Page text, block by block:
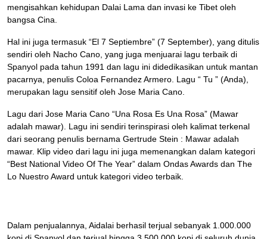
mengisahkan kehidupan Dalai Lama dan invasi ke Tibet oleh
bangsa Cina.
Hal ini juga termasuk “El 7 Septiembre” (7 September), yang ditulis
sendiri oleh Nacho Cano, yang juga menjuarai lagu terbaik di
Spanyol pada tahun 1991 dan lagu ini didedikasikan untuk mantan
pacarnya, penulis Coloa Fernandez Armero. Lagu “ Tu ” (Anda),
merupakan lagu sensitif oleh Jose Maria Cano.
Lagu dari Jose Maria Cano “Una Rosa Es Una Rosa” (Mawar
adalah mawar). Lagu ini sendiri terinspirasi oleh kalimat terkenal
dari seorang penulis bernama Gertrude Stein : Mawar adalah
mawar. Klip video dari lagu ini juga memenangkan dalam kategori
“Best National Video Of The Year” dalam Ondas Awards dan The
Lo Nuestro Award untuk kategori video terbaik.
Dalam penjualannya, Aidalai berhasil terjual sebanyak 1.000.000